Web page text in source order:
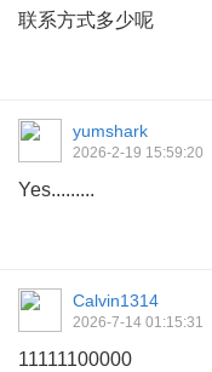
联系方式多少呢
yumshark
2026-2-19 15:59:20
Yes.........
Calvin1314
2026-7-14 01:15:31
11111100000